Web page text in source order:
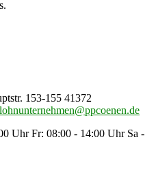
153-155 41372
lohnunternehmen@ppcoenen.de
Uhr Fr: 08:00 - 14:00 Uhr Sa -